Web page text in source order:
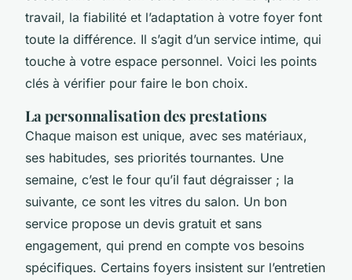
travail, la fiabilité et l’adaptation à votre foyer font
toute la différence. Il s’agit d’un service intime, qui
touche à votre espace personnel. Voici les points
clés à vérifier pour faire le bon choix.
La personnalisation des prestations
Chaque maison est unique, avec ses matériaux,
ses habitudes, ses priorités tournantes. Une
semaine, c’est le four qu’il faut dégraisser ; la
suivante, ce sont les vitres du salon. Un bon
service propose un devis gratuit et sans
engagement, qui prend en compte vos besoins
spécifiques. Certains foyers insistent sur l’entretien